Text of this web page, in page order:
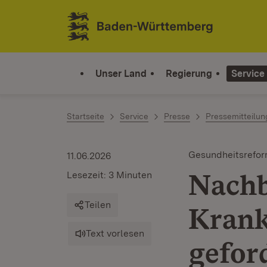
Zum Inhalt springen
Link zur Startseite
Unser Land Regierung Service
Startseite Service Presse
11.06.2026
Lesezeit: 3 Minuten
Teilen
Text vorlesen